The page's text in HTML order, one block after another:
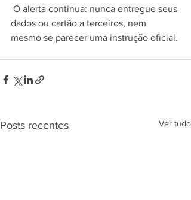
O alerta continua: nunca entregue seus
dados ou cartão a terceiros, nem
mesmo se parecer uma instrução oficial.
Posts recentes Ver tudo